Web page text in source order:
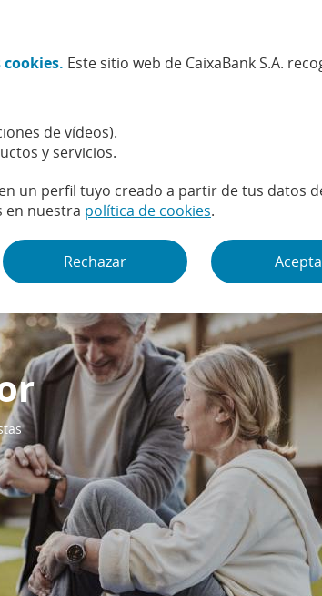
Este sitio web de CaixaBank S.A.
de vídeos).
y servicios.
un perfil tuyo creado a partir de tus datos
en nuestra política de cookies.
Rechazar
Ahorro e inversión
Hogar Oportunidades